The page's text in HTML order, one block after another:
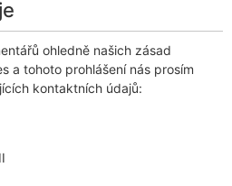
ohledně našich zásad
a tohoto prohlášení nás prosím
kontaktních údajů: